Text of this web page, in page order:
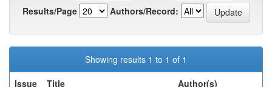
Results/Page
Authors/Record:
Showing results 1 to 1 of 1
Issue
Title Author(s)